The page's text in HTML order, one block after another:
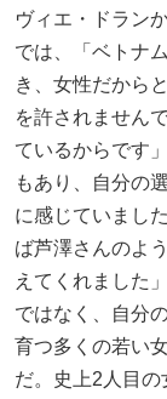
ヴィエ・ドラン
では、「ベトナ
き、女性だから
を許されません
ているからです
もあり、自分の
に感じていまし
ば芦澤さんのよ
えてくれました
ではなく、自分
育つ多くの若い
だ。史上2人目